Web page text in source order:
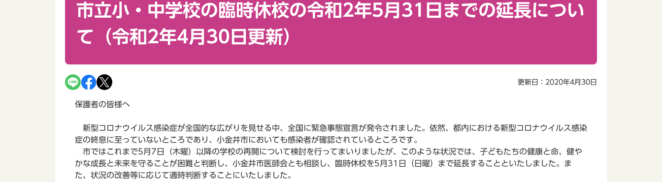
市立小・中学校の臨時休校の令和2年5月31日までの延長につい
て（令和2年4月30日更新）
更新日：2020年4月30日
保護者の皆様へ
新型コロナウイルス感染症が全国的な広がりを見せる中、全国に緊急事態宣言が発令されました。依然、都内における新型コロナウイルス感染
症の終息に至っていないところであり、小金井市においても感染者が確認されているところです。
市ではこれまで5月7日（木曜）以降の学校の再開について検討を行ってまいりましたが、このような状況では、子どもたちの健康と命、健や
かな成長と未来を守ることが困難と判断し、小金井市医師会とも相談し、臨時休校を5月31日（日曜）まで延長することといたしました。ま
た、状況の改善等に応じて適時判断することにいたしました。